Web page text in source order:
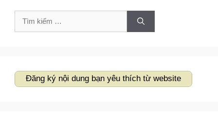
Tìm
Đăng ký nội dung bạn yêu thích từ website